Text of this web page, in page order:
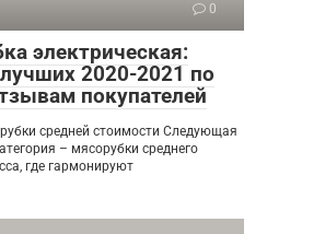
0
электрическая:
2020-2021 по
покупателей
средней стоимости Следующая
– мясорубки среднего
где гармонируют